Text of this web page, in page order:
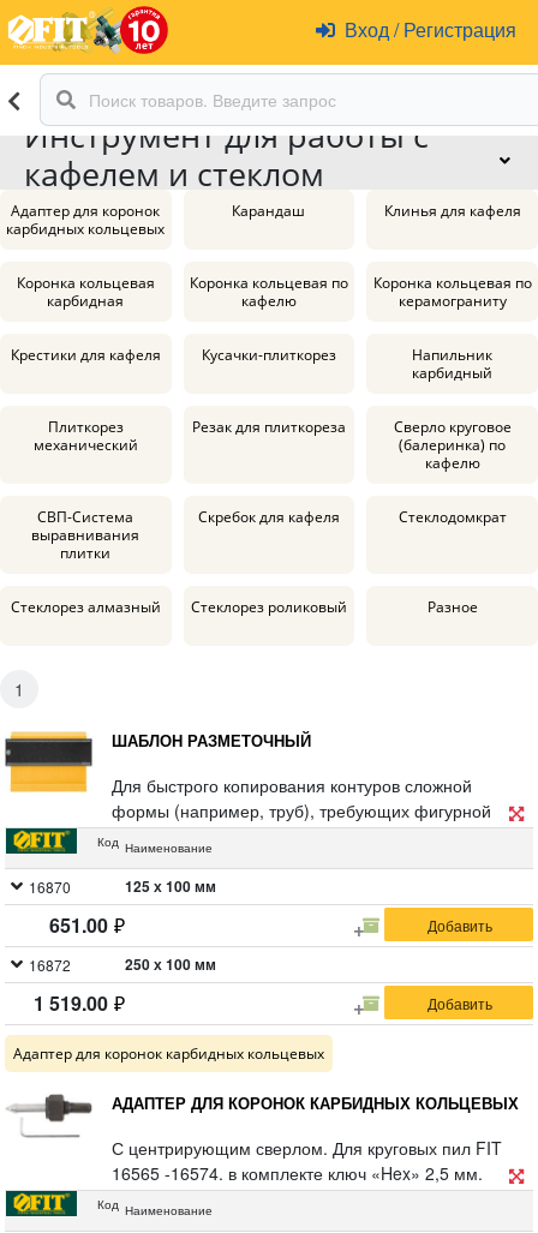
Вход /Регистрация
Инструмент для работы с
кафелем и стеклом
Адаптер для коронок
карбидных кольцевых
Карандаш Клинья для кафеля
Коронка кольцевая
карбидная
Коронка кольцевая по
кафелю
Коронка кольцевая по
керамограниту
Крестики для кафеля Кусачки-плиткорез
Напильник
карбидный
Плиткорез
механический
Резак для плиткореза
Сверло круговое
(балеринка) по
кафелю
СВП-Система
выравнивания
плитки
Скребок для кафеля Стеклодомкрат
Стеклорез алмазный Стеклорез роликовый Разное
1
ШАБЛОН РАЗМЕТОЧНЫЙ
Для быстрого копирования контуров сложной
формы (например, труб), требующих фигурной
вырезки в материале: керамограните, кафельной
ударопрочный ABS пластик.
Код Наименование
16870 125 х 100 мм
651.00
16872 250 х 100 мм
1 519.00
Адаптер для коронок карбидных кольцевых
АДАПТЕР ДЛЯ КОРОНОК КАРБИДНЫХ КОЛЬЦЕВЫХ
С центрирующим сверлом. Для круговых пил FIT
16565 -16574. в комплекте ключ «Hex» 2,5 мм.
Материал: легированная инструментальная сталь,
Код Наименование